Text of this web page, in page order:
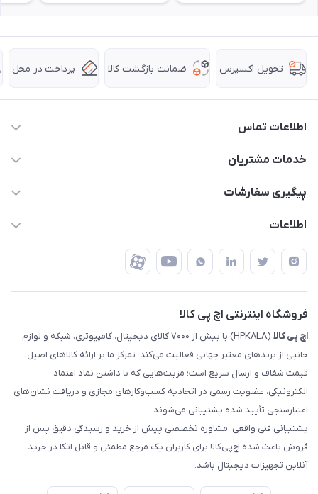
تحویل اکسپرس ضمانت بازگشت کالا پرداخت در محل
اطلاعات تماس
63 0000 43 - 021
تهران - طبقه سوم تجاری - پلاک 11014
خدمات مشتریان
قوانین و مقررات
ضمانت اصالت کالا
پیگیری سفارشات
رهگیری مرسولات پست
رهگیری مرسولات چاپار
رهگیری مرسولات ماهکس
اطلاعات
درباره ما
تماس با ما
فروشگاه اینترنتی اچ پی کالا
اچ‌ پی‌ کالا
(HPKALA) با بیش از ۷۰۰۰ کالای دیجیتال، کامپیوتری، شبکه و لوازم
جانبی از برندهای معتبر جهانی فعالیت می‌کند. تمرکز ما بر ارائه کالاهای اصیل،
قیمت شفاف و ارسال سریع است؛ مزیت‌هایی که با داشتن نماد اعتماد
الکترونیکی، عضویت رسمی در اتحادیه کسب‌وکارهای مجازی و دریافت نشان‌های
اعتبارسنجی تأیید شده پشتیبانی می‌شوند.
پشتیبانی فنی واقعی، مشاوره تخصصی پیش از خرید و رسیدگی دقیق پس از
فروش باعث شده اچ‌پی‌کالا برای کاربران یک مرجع مطمئن و قابل اتکا در خرید
آنلاین تجهیزات دیجیتال باشد.